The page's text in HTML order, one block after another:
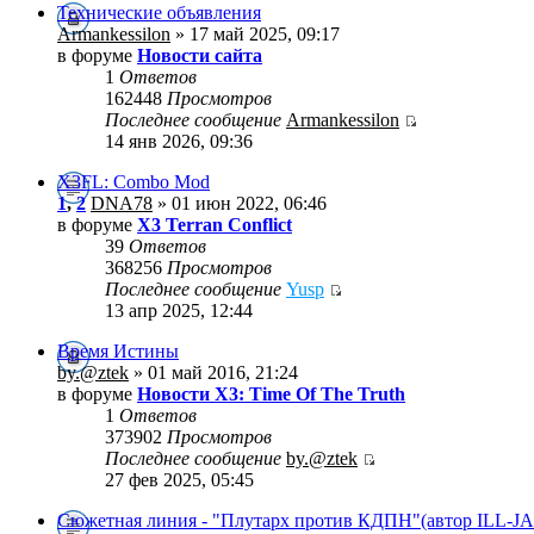
Технические объявления
Armankessilon » 17 май 2025, 09:17
в форуме Новости сайта
1 Ответов
162448 Просмотров
Последнее сообщение Armankessilon
14 янв 2026, 09:36
X3FL: Combo Mod
1,2 DNA78 » 01 июн 2022, 06:46
в форуме X3 Terran Conflict
39 Ответов
368256 Просмотров
Последнее сообщение Yusp
13 апр 2025, 12:44
Время Истины
by.@ztek » 01 май 2016, 21:24
в форуме Новости X3: Time Of The Truth
1 Ответов
373902 Просмотров
Последнее сообщение by.@ztek
27 фев 2025, 05:45
Сюжетная линия - "Плутарх против КДПН"(автор ILL-